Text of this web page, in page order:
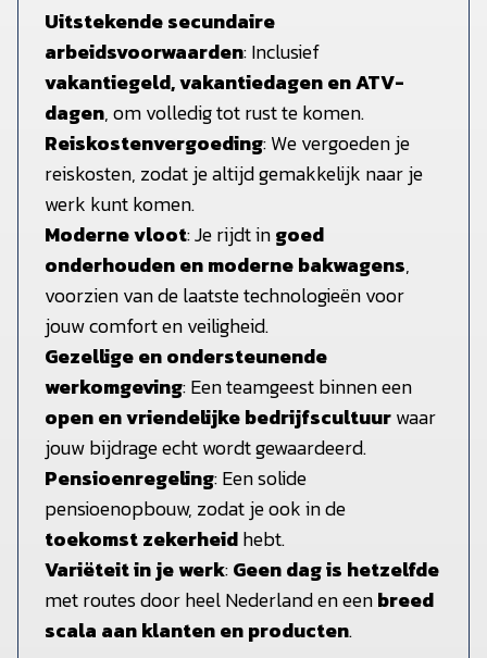
Uitstekende secundaire
arbeidsvoorwaarden: Inclusief
vakantiegeld, vakantiedagen en ATV-
dagen, om volledig tot rust te komen.
Reiskostenvergoeding: We vergoeden je
reiskosten, zodat je altijd gemakkelijk naar je
werk kunt komen.
Moderne vloot: Je rijdt ingoed
onderhouden en moderne bakwagens,
voorzien van de laatste technologieën voor
jouw comfort en veiligheid.
Gezellige en ondersteunende
werkomgeving: Een teamgeest binnen een
open en vriendelijke bedrijfscultuurwaar
jouw bijdrage echt wordt gewaardeerd.
Pensioenregeling: Een solide
pensioenopbouw, zodat je ook in de
toekomst zekerheidhebt.
Variëteit in je werk:Geen dag is hetzelfde
met routes door heel Nederland en eenbreed
scala aan klanten en producten.